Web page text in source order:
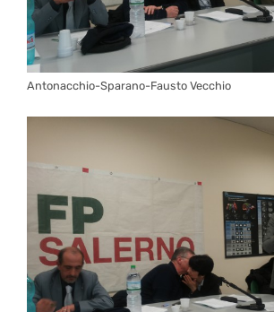
Antonacchio-Sparano-Fausto Vecchio